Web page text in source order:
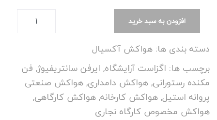
افزودن به سبد خرید
دسته بندی ها: هواکش آکسیال
برچسب ها: اگزاست آرایشگاه, ایرفن سانتریفیوژ, فن
مکنده رستورانی,هواکش دامداری,هواکش صنعتی
پروانه استیل,هواکش کارخانه,هواکش کارگاهی,
هواکش مخصوص کارگاه نجاری